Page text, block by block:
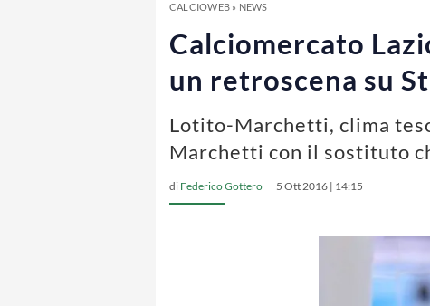
CALCIOWEB» NEWS
Calciomercato
un retroscena su
Lotito-Marchetti, clima
Marchetti con il sostituto
di Federico Gottero 5 Ott 2016 | 14:15